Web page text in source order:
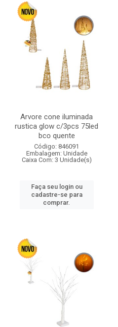
Arvore cone iluminada
rustica glow c/3pcs 75led
bco quente
Código: 846091
Embalagem: Unidade
Caixa Com: 3 Unidade(s)
Faça seu login ou
cadastre-se para
comprar.